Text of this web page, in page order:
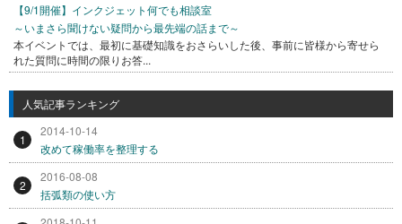
【9/1開催】インクジェット何でも相談室
～いまさら聞けない疑問から最先端の話まで～
本イベントでは、最初に基礎知識をおさらいした後、事前に皆様から寄せら
れた質問に時間の限りお答...
人気記事ランキング
1
2014-10-14
改めて稼働率を整理する
2
2016-08-08
括弧類の使い方